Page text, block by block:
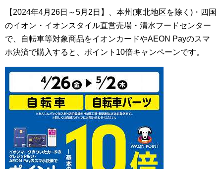
【2024年4月26日～5月2日】、本州(東北地区を除く)・四国
のイオン・イオンスタイル直営売場・清水フードセンター
で、自転車等対象商品をイオンカードやAEON Payのスマ
ホ決済で購入すると、ポイント10倍キャンペーンです。